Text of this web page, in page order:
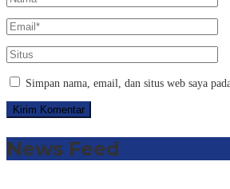
Simpan nama, email, dan situs web saya
News Feed